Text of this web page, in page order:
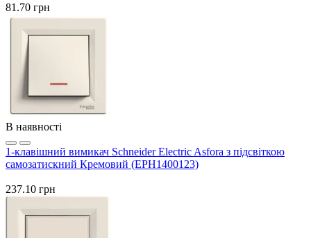
81.70 грн
В наявності
1-клавішний вимикач Schneider Electric Asfora з підсвіткою
самозатискний Кремовий (EPH1400123)
237.10 грн